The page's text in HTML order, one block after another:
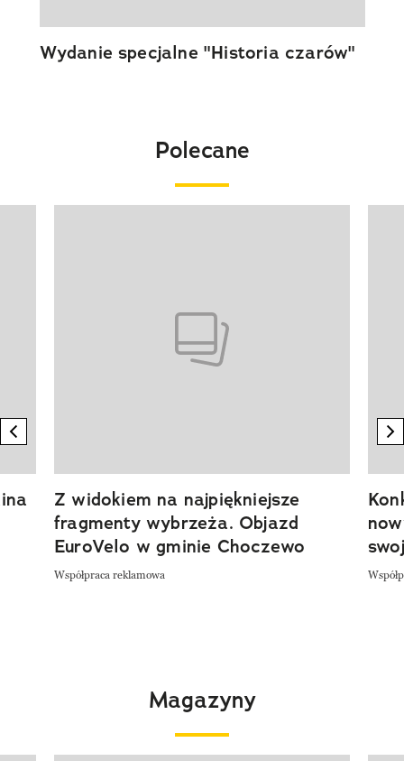
Wydanie specjalne "Historia czarów"
Polecane
previous element
Z widokiem na najpiękniejsze
fragmenty wybrzeża. Objazd
EuroVelo w gminie Choczewo
Współpraca reklamowa
Magazyny